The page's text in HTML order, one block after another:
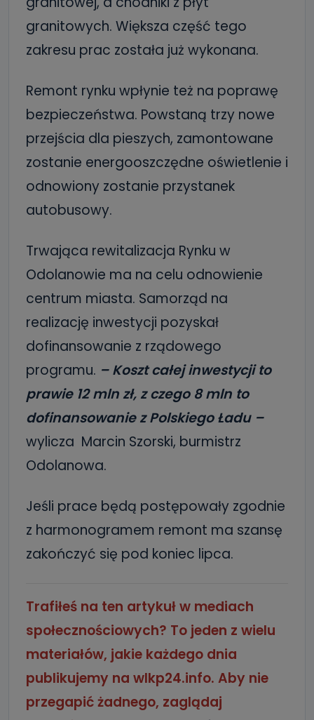
granitowych. Większa część tego
zakresu prac została już wykonana.
Remont rynku wpłynie też na poprawę
bezpieczeństwa. Powstaną trzy nowe
przejścia dla pieszych, zamontowane
zostanie energooszczędne oświetlenie i
odnowiony zostanie przystanek
autobusowy.
Trwająca rewitalizacja Rynku w
Odolanowie ma na celu odnowienie
centrum miasta. Samorząd na
realizację inwestycji pozyskał
dofinansowanie z rządowego
programu. – Koszt całej inwestycji to
prawie 12 mln zł, z czego 8 mln to
dofinansowanie z Polskiego Ładu –
wylicza Marcin Szorski, burmistrz
Odolanowa.
Jeśli prace będą postępowały zgodnie
z harmonogramem remont ma szansę
zakończyć się pod koniec lipca.
Trafiłeś na ten artykuł w mediach
społecznościowych? To jeden z wielu
materiałów, jakie każdego dnia
publikujemy na wlkp24.info. Aby nie
przegapić żadnego, zaglądaj